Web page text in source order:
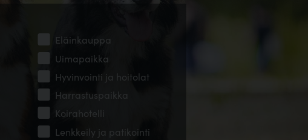
Eläinkauppa
Uimapaikka
Hyvinvointi ja hoitolat
Harrastuspaikka
Koirahotelli
Lenkkeily ja patikointi